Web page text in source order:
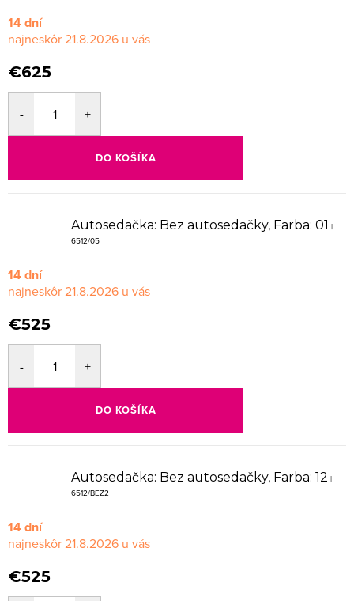
14 dní
21.8.2026
€625
DO KOŠÍKA
Autosedačka: Bez autosedačky, Farba: 01 |
6512/05
14 dní
21.8.2026
€525
DO KOŠÍKA
Autosedačka: Bez autosedačky, Farba: 12 |
6512/BEZ2
14 dní
21.8.2026
€525